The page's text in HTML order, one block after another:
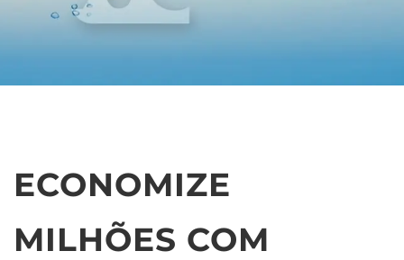
ECONOMIZE
MILHÕES COM